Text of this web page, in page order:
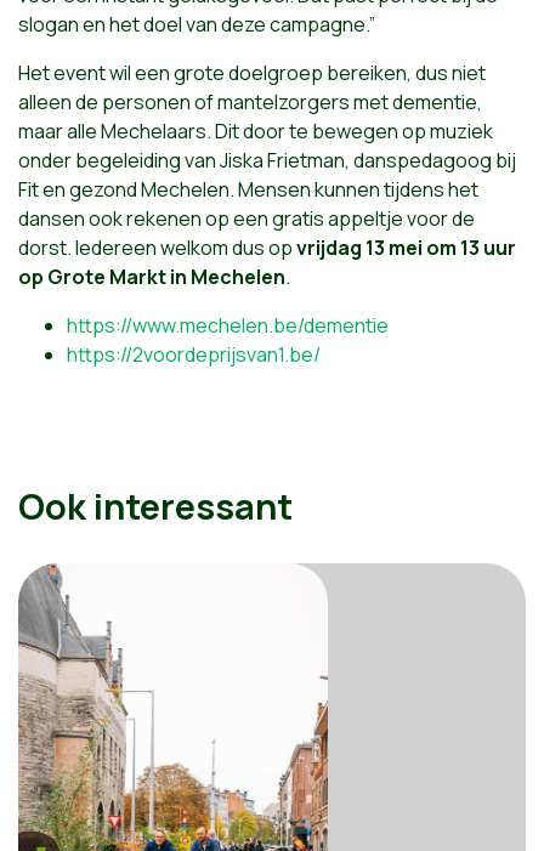
slogan en het doel van deze campagne.”
Het event wil een grote doelgroep bereiken, dus niet
alleen de personen of mantelzorgers met dementie,
maar alle Mechelaars. Dit door te bewegen op muziek
onder begeleiding van Jiska Frietman, danspedagoog bij
Fit en gezond Mechelen. Mensen kunnen tijdens het
dansen ook rekenen op een gratis appeltje voor de
dorst. Iedereen welkom dus opvrijdag 13 mei om 13 uur
op Grote Markt in Mechelen.
https://www.mechelen.be/dementie
https://2voordeprijsvan1.be/
Ook interessant